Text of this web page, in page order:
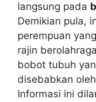
langsung pada
Demikian pula,
perempuan
rajin
bobot tubuh
disebabkan
Informasi ini